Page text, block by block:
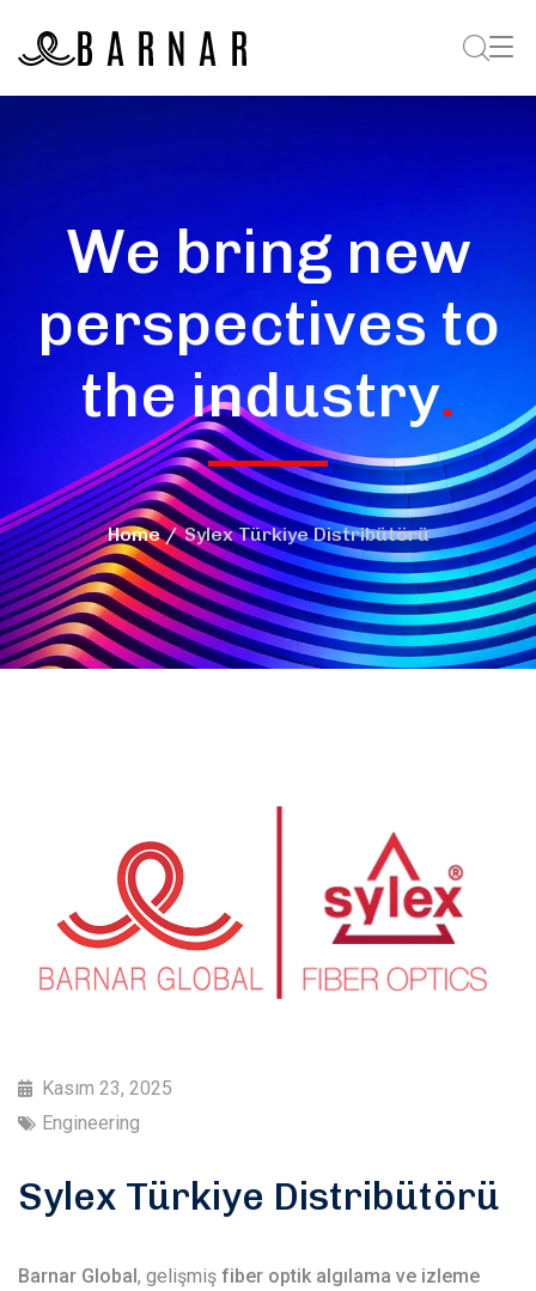
We bring new
perspectives to
the industry.
Home Sylex Türkiye Distribütörü
Kasım 23, 2025
Engineering
Sylex Türkiye Distribütörü
Barnar Global, gelişmiş fiber optik algılama ve izleme